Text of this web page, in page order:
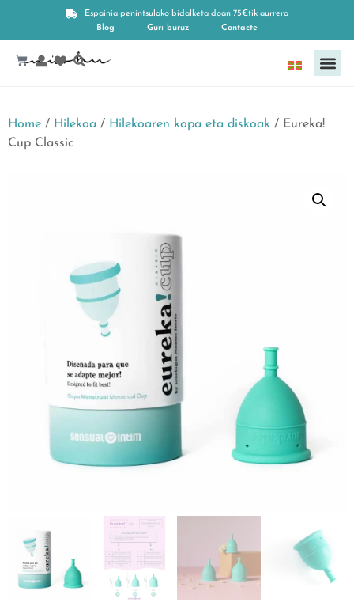
Espainia penintsulako bidalketa doan 75€tik aurrera
Blog
Guri buruz Contacte
Euskara
Home / Hilekoa / Hilekoaren kopa eta diskoak / Eureka!
Cup Classic